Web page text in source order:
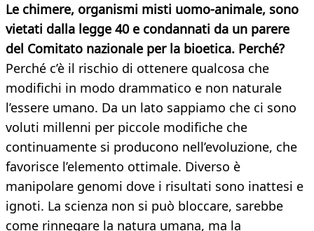
Le chimere, organismi misti uomo-animale, sono
vietati dalla legge 40 e condannati da un parere
del Comitato nazionale per la bioetica. Perché?
Perché c’è il rischio di ottenere qualcosa che
modifichi in modo drammatico e non naturale
l’essere umano. Da un lato sappiamo che ci sono
voluti millenni per piccole modifiche che
continuamente si producono nell’evoluzione, che
favorisce l’elemento ottimale. Diverso è
manipolare genomi dove i risultati sono inattesi e
ignoti. La scienza non si può bloccare, sarebbe
come rinnegare la natura umana, ma la